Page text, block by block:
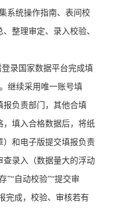
系统操作指南、表间校
整理审定、录入校验、
录国家数据平台完成填
。继续采用唯一账号填
报负责部门，其他合填
，填入合格数据后，将纸
）和电子版提交填报负责
查录入（数据量大的浮动
”“自动校验”“提交审
完成，校验、审核若有